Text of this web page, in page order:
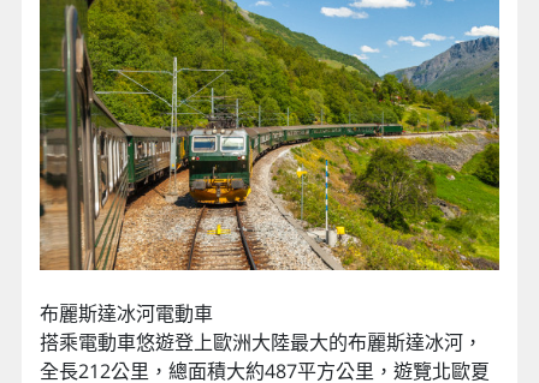
布麗斯達冰河電動車
搭乘電動車悠遊登上歐洲大陸最大的布麗斯達冰河，
全長212公里，總面積大約487平方公里，遊覽北歐夏